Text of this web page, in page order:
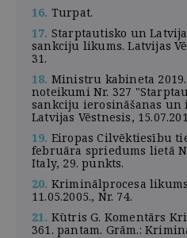
16. Turpat.
17. Starptautisko un
sankciju likums. Latvijas
31.
18. Ministru kabineta
noteikumi Nr. 327
sankciju ierosināšanas un
Latvijas Vēstnesis,
19. Eiropas Cilvēktiesību
februāra spriedums lietā
Italy, 29. punkts.
20. Kriminālprocesa
11.05.2005., Nr. 74.
21. Kūtris G. Komentārs
361. pantam. Grām.: